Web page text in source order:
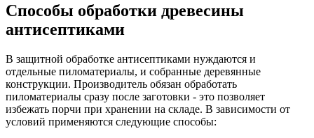
Способы обработки древесины
антисептиками
В защитной обработке антисептиками нуждаются и
отдельные пиломатериалы, и собранные деревянные
конструкции. Производитель обязан обработать
пиломатериалы сразу после заготовки - это позволяет
избежать порчи при хранении на складе. В зависимости от
условий применяются следующие способы: